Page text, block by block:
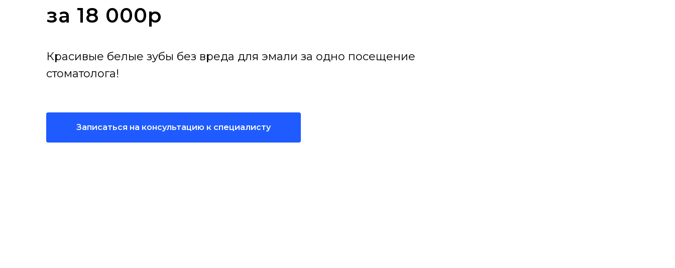
за 18 000р
Красивые белые зубы без вреда для эмали за одно посещение
стоматолога!
Записаться на консультацию к специалисту